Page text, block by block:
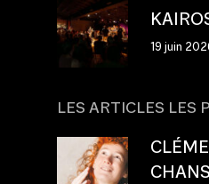
19 juin
LES ARTICLES LES